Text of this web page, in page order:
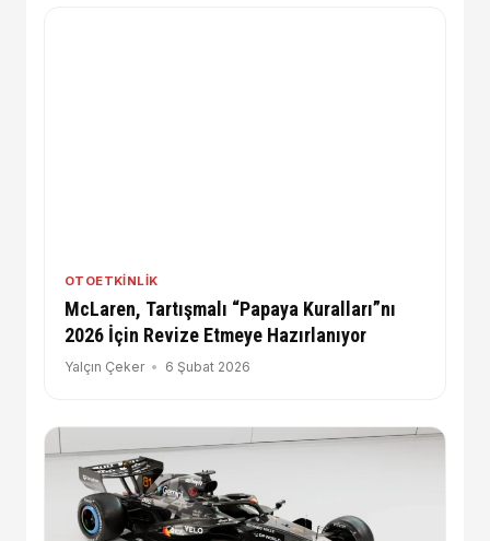
OTOETKINLIK
McLaren, Tartışmalı “Papaya Kuralları”nı
2026 İçin Revize Etmeye Hazırlanıyor
Yalçın Çeker 6 Şubat 2026